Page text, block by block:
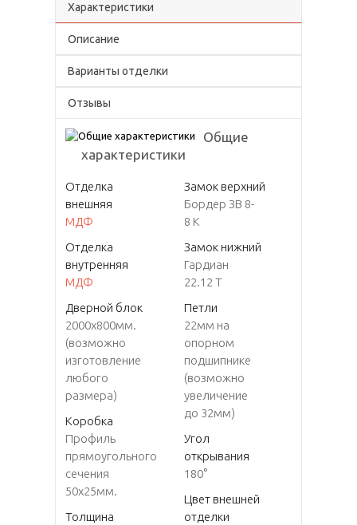
Характеристики
Описание
Варианты отделки
Отзывы
Общие
характеристики
Отделка
внешняя
МДФ
Отделка
внутренняя
МДФ
Дверной блок
2000x800мм.
(возможно
изготовление
любого
размера)
Коробка
Профиль
прямоугольного
сечения
50x25мм.
Толщина
Замок верхний
Бордер ЗВ 8-
8 К
Замок нижний
Гардиан
22.12 Т
Петли
22мм на
опорном
подшипнике
(возможно
увеличение
до 32мм)
Угол
открывания
180°
Цвет внешней
отделки